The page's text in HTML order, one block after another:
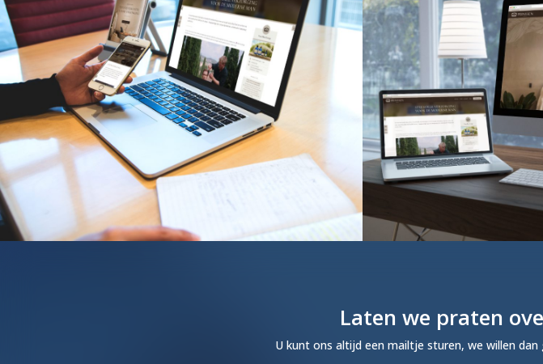
Laten we praten
U kunt ons altijd een mailtje sturen, we willen